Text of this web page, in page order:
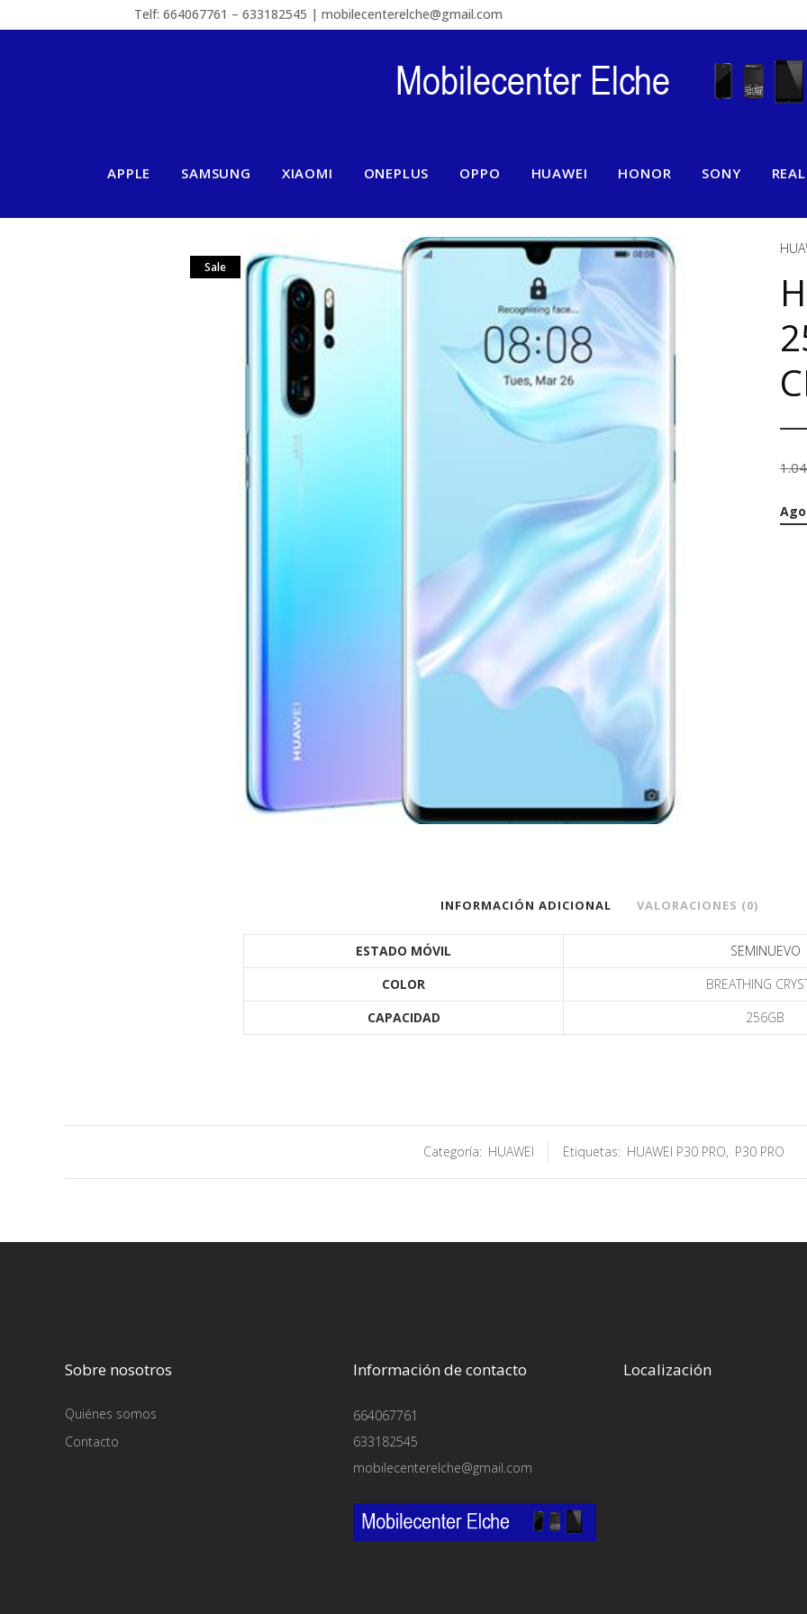
Telf: 664067761 – 633182545 | mobilecenterelche@gmail.com
APPLE SAMSUNG XIAOMI ONEPLUS OPPO HUAWEI HONOR SONY
Sale
INFORMACIÓN ADICIONAL VALORACIONES (0)
ESTADO MÓVIL
SEMINUEVO
COLOR
BREATHING
CAPACIDAD
256GB
Categoría: HUAWEI Etiquetas: HUAWEI P30 PRO, P30 PRO
Sobre nosotros
Quiénes somos
Contacto
Información de contacto
664067761
633182545
mobilecenterelche@gmail.com
Localización